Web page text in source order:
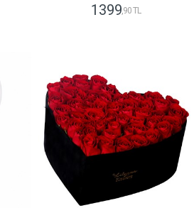
1399,90 TL